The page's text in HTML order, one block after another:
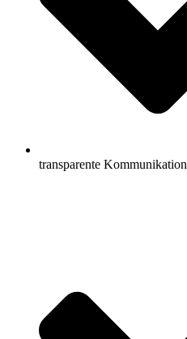
transparente Kommunikation